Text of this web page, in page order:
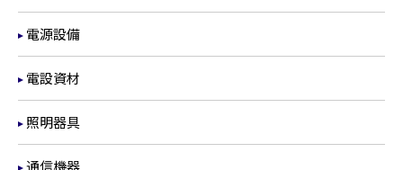
電源設備
電設資材
照明器具
通信機器